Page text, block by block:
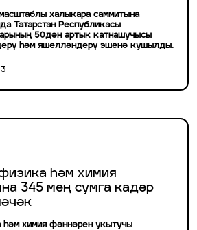
халыкара саммитына
Татарстан Республикасы
50дән артык катнашучысы
һәм яшелләндерү эшенә кушылды.
физика һәм химия
345 мең сумга кадәр
һәм химия фәннәрен укытучы